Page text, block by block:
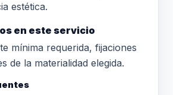
estética.
en este servicio
mínima requerida, fijaciones
de la materialidad elegida.